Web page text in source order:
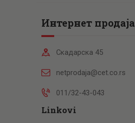
Интернет продаја
Скадарска 45
netprodaja@cet.co.rs
011/32-43-043
Linkovi